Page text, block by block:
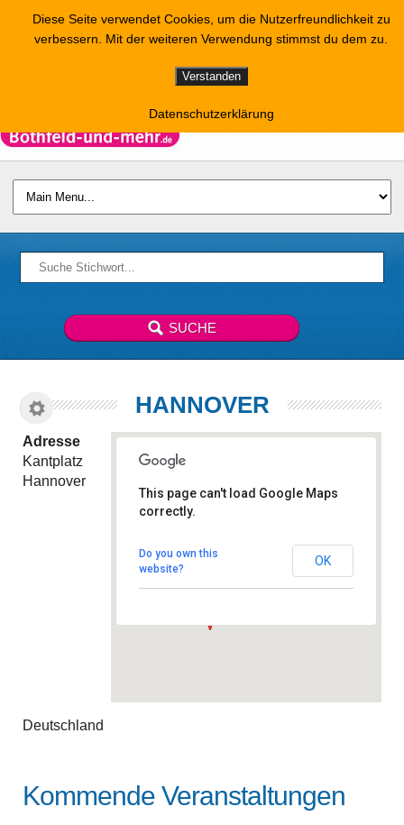
HANNOVER
Kantplatz - Hannover
Veranstaltungen
This page can't load Google Maps
correctly.
Do you own this
website?
OK
Adresse
Kantplatz
Hannover
Deutschland
Kommende Veranstaltungen
Diese Seite verwendet Cookies, um die Nutzerfreundlichkeit zu
verbessern. Mit der weiteren Verwendung stimmst du dem zu.
Verstanden
Datenschutzerklärung